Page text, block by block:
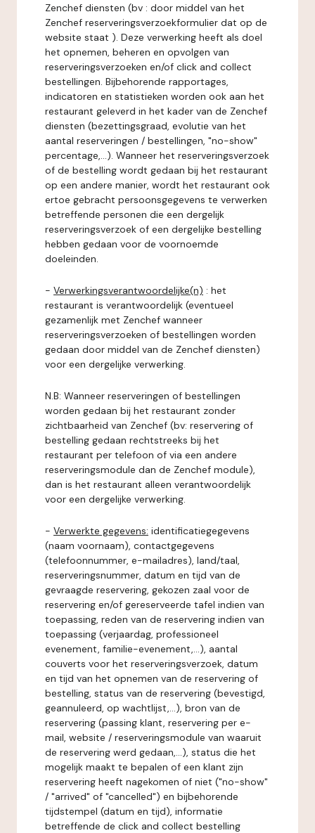
Zenchef diensten (bv : door middel van het
Zenchef reserveringsverzoekformulier dat op de
website staat ). Deze verwerking heeft als doel
het opnemen, beheren en opvolgen van
reserveringsverzoeken en/of click and collect
bestellingen. Bijbehorende rapportages,
indicatoren en statistieken worden ook aan het
restaurant geleverd in het kader van de Zenchef
diensten (bezettingsgraad, evolutie van het
aantal reserveringen / bestellingen, "no-show"
percentage,...). Wanneer het reserveringsverzoek
of de bestelling wordt gedaan bij het restaurant
op een andere manier, wordt het restaurant ook
ertoe gebracht persoonsgegevens te verwerken
betreffende personen die een dergelijk
reserveringsverzoek of een dergelijke bestelling
hebben gedaan voor de voornoemde
doeleinden.
- Verwerkingsverantwoordelijke(n) : het
restaurant is verantwoordelijk (eventueel
gezamenlijk met Zenchef wanneer
reserveringsverzoeken of bestellingen worden
gedaan door middel van de Zenchef diensten)
voor een dergelijke verwerking.
N.B: Wanneer reserveringen of bestellingen
worden gedaan bij het restaurant zonder
zichtbaarheid van Zenchef (bv: reservering of
bestelling gedaan rechtstreeks bij het
restaurant per telefoon of via een andere
reserveringsmodule dan de Zenchef module),
dan is het restaurant alleen verantwoordelijk
voor een dergelijke verwerking.
- Verwerkte gegevens: identificatiegegevens
(naam voornaam), contactgegevens
(telefoonnummer, e-mailadres), land/taal,
reserveringsnummer, datum en tijd van de
gevraagde reservering, gekozen zaal voor de
reservering en/of gereserveerde tafel indien van
toepassing, reden van de reservering indien van
toepassing (verjaardag, professioneel
evenement, familie-evenement,...), aantal
couverts voor het reserveringsverzoek, datum
en tijd van het opnemen van de reservering of
bestelling, status van de reservering (bevestigd,
geannuleerd, op wachtlijst,...), bron van de
reservering (passing klant, reservering per e-
mail, website / reserveringsmodule van waaruit
de reservering werd gedaan,...), status die het
mogelijk maakt te bepalen of een klant zijn
reservering heeft nagekomen of niet ("no-show"
/ "arrived" of "cancelled") en bijbehorende
tijdstempel (datum en tijd), informatie
betreffende de click and collect bestelling